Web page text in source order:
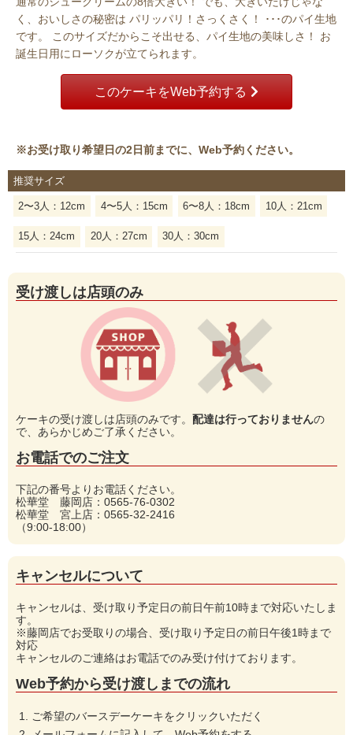
く、おいしさの秘密は パリッパリ！さっくさく！ ･･･のパイ生地
です。 このサイズだからこそ出せる、パイ生地の美味しさ！ お
誕生日用にローソクが立てられます。
このケーキをWeb予約する
※お受け取り希望日の2日前までに、Web予約ください。
推奨サイズ
2〜3人：12cm 4〜5人：15cm 6〜8人：18cm 10人：21cm
15人：24cm 20人：27cm 30人：30cm
受け渡しは店頭のみ
ケーキの受け渡しは店頭のみです。 配達は行っておりませんの
で、あらかじめご了承ください。
お電話でのご注文
下記の番号よりお電話ください。
松華堂 藤岡店：0565-76-0302
松華堂 宮上店：0565-32-2416
（9:00-18:00）
キャンセルについて
キャンセルは、受け取り予定日の前日午前10時まで対応いたしま
す。
※藤岡店でお受取りの場合、受け取り予定日の前日午後1時まで
対応
キャンセルのご連絡はお電話でのみ受け付けております。
Web予約から受け渡しまでの流れ
ご希望のバースデーケーキをクリックいただく